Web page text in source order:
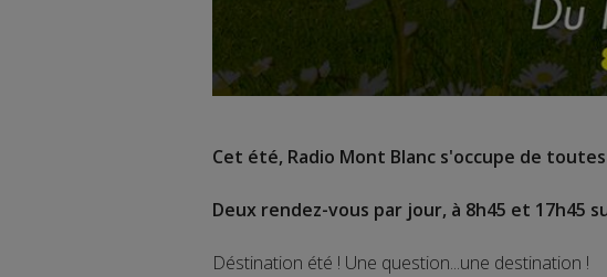
Cet été, Radio Mont Blanc s'occupe de
Deux rendez-vous par jour, à 8h45 et 17h45
Déstination été ! Une question...une destination !